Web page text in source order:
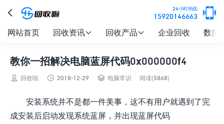
 24小时热线
15920146663 
网站首页 回收资讯 回收产品 企业回收 数据
教你一招解决电脑蓝屏代码0x000000f4
 回收啦  2018-12-29  电脑常识 阅读(5868)
安装系统并不是都一件美事，这不有用户就遇到了完
成安装后启动发现系统蓝屏，并出现蓝屏代码